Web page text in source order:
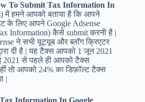
To Submit Tax Information In
) में हमने आपको बताया है कि आपने
के लिए आपने Google Adsense
Information) कैसे submit करनी है |
ने सभी यूट्यूब और ब्लॉग क्रिएटर
दी है | यह टैक्स आपको 1 जून 2021
से पहले ही आपको टैक्स
तो आपको 24% का डिफ़ॉल्ट टैक्स
|
Information In Google